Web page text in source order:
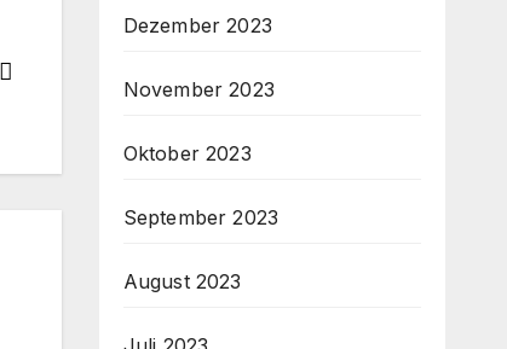
Dezember 2023
November 2023
Oktober 2023
September 2023
August 2023